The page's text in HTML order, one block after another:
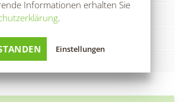
Informationen erhalten Sie
.
Einstellungen
EU-FÜHRERSCHEIN